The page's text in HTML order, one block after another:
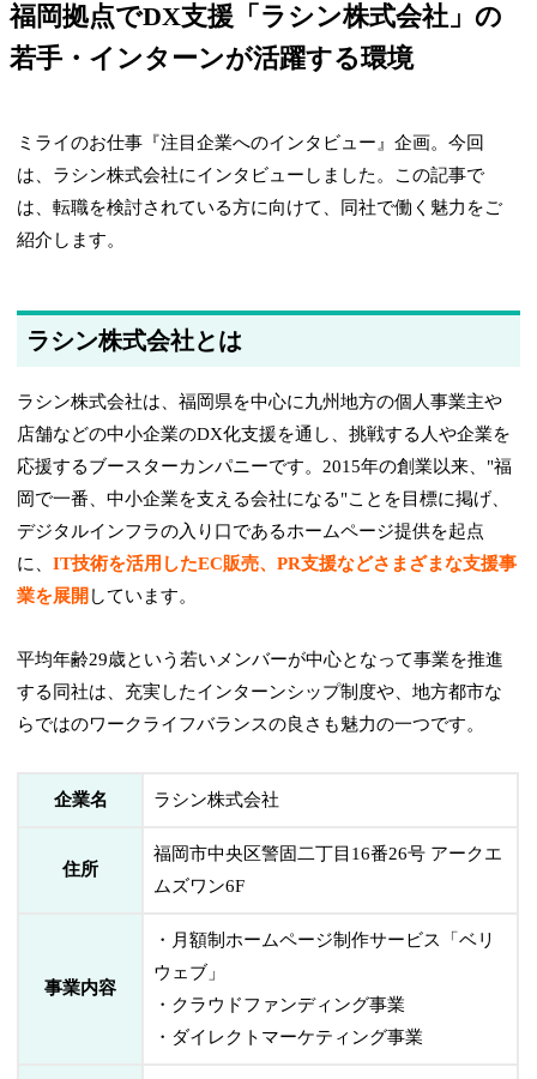
福岡拠点でDX支援「ラシン株式会社」の
若手・インターンが活躍する環境
ミライのお仕事『注目企業へのインタビュー』企画。今回
は、ラシン株式会社にインタビューしました。この記事で
は、転職を検討されている方に向けて、同社で働く魅力をご
紹介します。
ラシン株式会社とは
ラシン株式会社は、福岡県を中心に九州地方の個人事業主や
店舗などの中小企業のDX化支援を通し、挑戦する人や企業を
応援するブースターカンパニーです。2015年の創業以来、"福
岡で一番、中小企業を支える会社になる"ことを目標に掲げ、
デジタルインフラの入り口であるホームページ提供を起点
に、IT技術を活用したEC販売、PR支援などさまざまな支援事
業を展開 しています。
平均年齢29歳という若いメンバーが中心となって事業を推進
する同社は、充実したインターンシップ制度や、地方都市な
らではのワークライフバランスの良さも魅力の一つです。
企業名 ラシン株式会社
住所
福岡市中央区警固二丁目16番26号 アークエ
ムズワン6F
事業内容
・月額制ホームページ制作サービス「ベリ
ウェブ」
・クラウドファンディング事業
・ダイレクトマーケティング事業